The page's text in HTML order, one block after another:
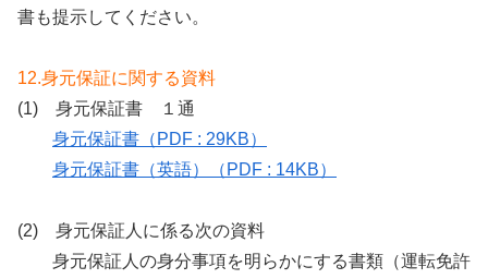
書も提示してください。
12.身元保証に関する資料
(1) 身元保証書 １通
身元保証書（PDF : 29KB）
身元保証書（英語）（PDF : 14KB）
(2) 身元保証人に係る次の資料
身元保証人の身分事項を明らかにする書類（運転免許